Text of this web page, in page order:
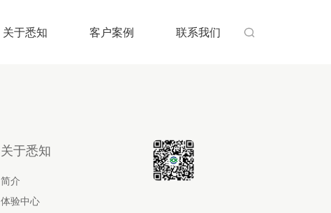
关于悉知 客户案例 联系我们 
关于悉知
简介
体验中心